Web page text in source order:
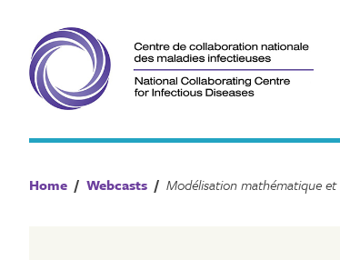
content
Home / Webcasts /